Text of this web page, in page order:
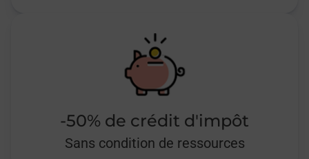
-50% de crédit d'impôt
Sans condition de ressources